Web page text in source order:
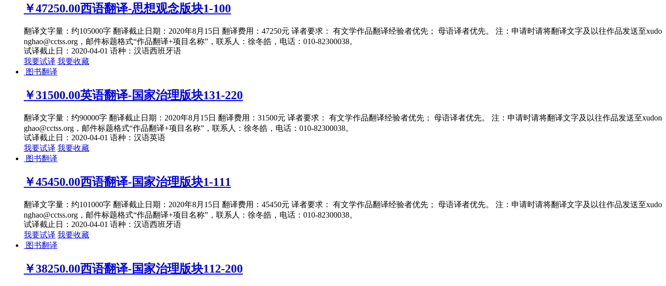
￥47250.00西语翻译-思想观念版块1-100
翻译文字量：约105000字 翻译截止日期：2020年8月15日 翻译费用：47250元 译者要求： 有文学作品翻译经验者优先； 母语译者优先。 注：申请时请将翻译文字及以往作品发送至xudo
nghao@cctss.org，邮件标题格式“作品翻译+项目名称”，联系人：徐冬皓，电话：010-82300038。
试译截止日：2020-04-01 语种：汉语西班牙语
我要试译 我要收藏
图书翻译
￥31500.00英语翻译-国家治理版块131-220
翻译文字量：约90000字 翻译截止日期：2020年8月15日 翻译费用：31500元 译者要求： 有文学作品翻译经验者优先； 母语译者优先。 注：申请时请将翻译文字及以往作品发送至xudon
ghao@cctss.org，邮件标题格式“作品翻译+项目名称”，联系人：徐冬皓，电话：010-82300038。
试译截止日：2020-04-01 语种：汉语英语
我要试译 我要收藏
图书翻译
￥45450.00西语翻译-国家治理版块1-111
翻译文字量：约101000字 翻译截止日期：2020年8月15日 翻译费用：45450元 译者要求： 有文学作品翻译经验者优先； 母语译者优先。 注：申请时请将翻译文字及以往作品发送至xudo
nghao@cctss.org，邮件标题格式“作品翻译+项目名称”，联系人：徐冬皓，电话：010-82300038。
试译截止日：2020-04-01 语种：汉语西班牙语
我要试译 我要收藏
图书翻译
￥38250.00西语翻译-国家治理版块112-200